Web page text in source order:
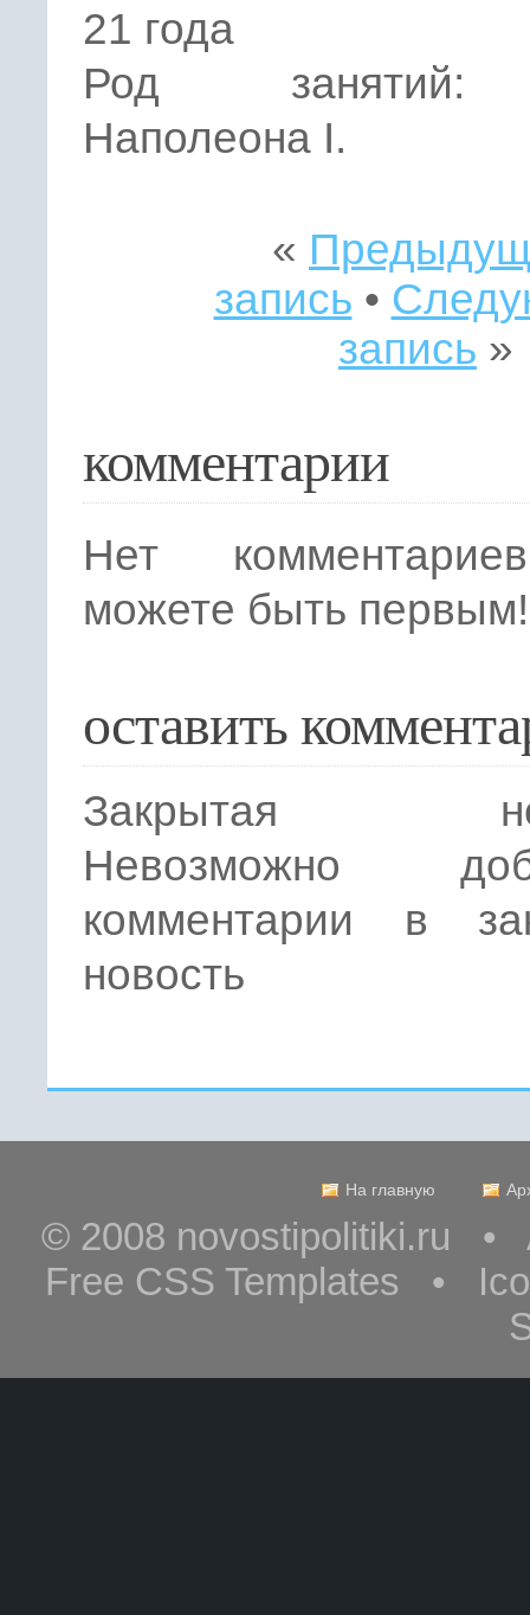
21 года
Род
Наполеона I.
«
запись •
запись »
комментарии
Нет
можете быть первым!
оставить
Закрытая
Невозможно
комментарии в
новость
На главную
© 2008 novostipolitiki.ru •
Free CSS Templates •